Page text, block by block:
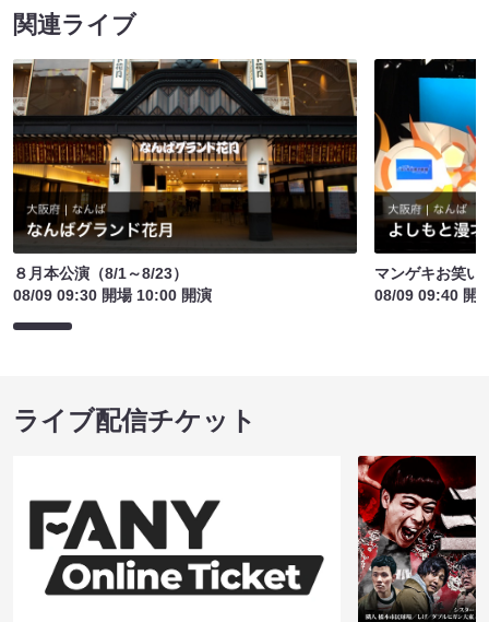
関連ライブ
８月本公演（8/1～8/23）
08/09 09:30 開場 10:00 開演
マンゲキお笑い
08/09 09:40 開
ライブ配信チケット